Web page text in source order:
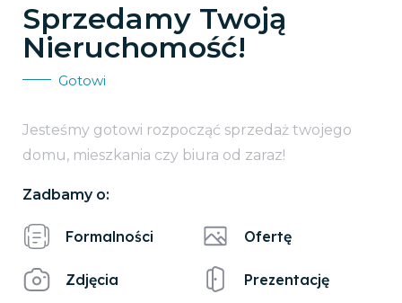
Sprzedamy Twoją
Nieruchomość!
Gotowi
Jesteśmy gotowi rozpocząć sprzedaż twojego
domu, mieszkania czy biura od zaraz!
Zadbamy o:
Formalności
Zdjęcia
Ofertę
Prezentację